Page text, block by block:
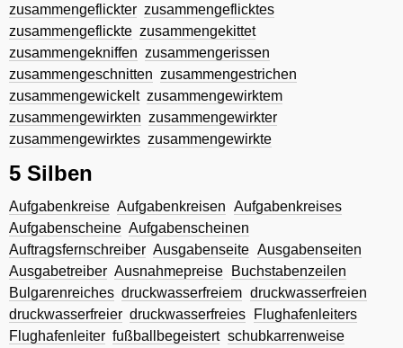
zusammengeflickter zusammengeflicktes
zusammengeflickte zusammengekittet
zusammengekniffen zusammengerissen
zusammengeschnitten zusammengestrichen
zusammengewickelt zusammengewirktem
zusammengewirkten zusammengewirkter
zusammengewirktes zusammengewirkte
5 Silben
Aufgabenkreise Aufgabenkreisen Aufgabenkreises
Aufgabenscheine Aufgabenscheinen
Auftragsfernschreiber Ausgabenseite Ausgabenseiten
Ausgabetreiber Ausnahmepreise
Buchstabenzeilen
Bulgarenreiches druckwasserfreiem druckwasserfreien
druckwasserfreier druckwasserfreies
Flughafenleiters
Flughafenleiter fußballbegeistert schubkarrenweise